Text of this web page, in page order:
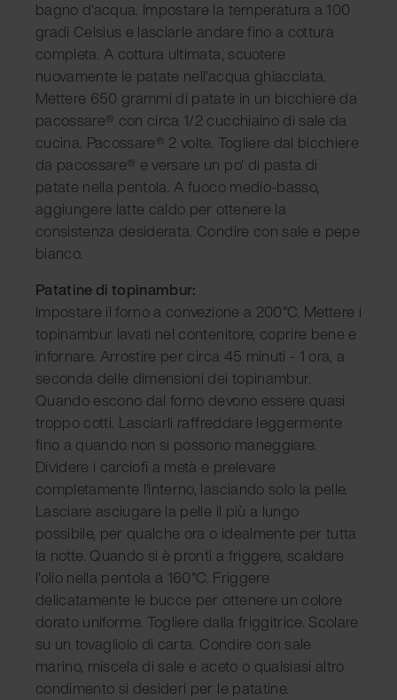
bagno d'acqua. Impostare la temperatura a 100
gradi Celsius e lasciarle andare fino a cottura
completa. A cottura ultimata, scuotere
nuovamente le patate nell'acqua ghiacciata.
Mettere 650 grammi di patate in un bicchiere da
pacossare® con circa 1/2 cucchiaino di sale da
cucina. Pacossare® 2 volte. Togliere dal bicchiere
da pacossare® e versare un po' di pasta di
patate nella pentola. A fuoco medio-basso,
aggiungere latte caldo per ottenere la
consistenza desiderata. Condire con sale e pepe
bianco.
Patatine di topinambur:
Impostare il forno a convezione a 200°C. Mettere i
topinambur lavati nel contenitore, coprire bene e
infornare. Arrostire per circa 45 minuti - 1 ora, a
seconda delle dimensioni dei topinambur.
Quando escono dal forno devono essere quasi
troppo cotti. Lasciarli raffreddare leggermente
fino a quando non si possono maneggiare.
Dividere i carciofi a metà e prelevare
completamente l'interno, lasciando solo la pelle.
Lasciare asciugare la pelle il più a lungo
possibile, per qualche ora o idealmente per tutta
la notte. Quando si è pronti a friggere, scaldare
l'olio nella pentola a 160°C. Friggere
delicatamente le bucce per ottenere un colore
dorato uniforme. Togliere dalla friggitrice. Scolare
su un tovagliolo di carta. Condire con sale
marino, miscela di sale e aceto o qualsiasi altro
condimento si desideri per le patatine.